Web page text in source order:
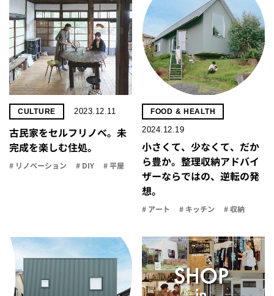
CULTURE 2023.12.11
古民家をセルフリノべ。未
完成を楽しむ住処。
# リノベーション # DIY # 平屋
FOOD & HEALTH
2024.12.19
小さくて、少なくて、だか
ら豊か。整理収納アドバイ
ザーならではの、逆転の発
想。
# アート # キッチン # 収納